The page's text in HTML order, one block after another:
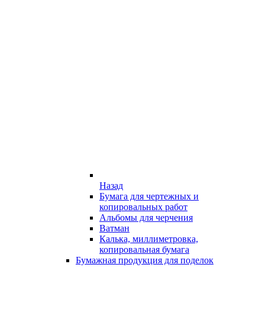
Назад
Бумага для чертежных и
копировальных работ
Альбомы для черчения
Ватман
Калька, миллиметровка,
копировальная бумага
Бумажная продукция для поделок